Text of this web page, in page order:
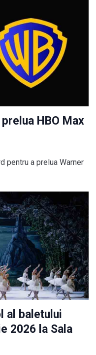
HBO Max
pentru a prelua Warner
al baletului
2026 la Sala